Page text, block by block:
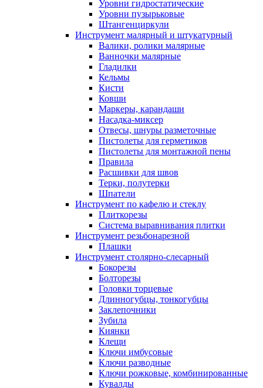
Уровни гидростатические
Уровни пузырьковые
Штангенциркули
Инструмент малярный и штукатурный
Валики, ролики малярные
Ванночки малярные
Гладилки
Кельмы
Кисти
Ковши
Маркеры, карандаши
Насадка-миксер
Отвесы, шнуры разметочные
Пистолеты для герметиков
Пистолеты для монтажной пены
Правила
Расшивки для швов
Терки, полутерки
Шпатели
Инструмент по кафелю и стеклу
Плиткорезы
Система выравнивания плитки
Инструмент резьбонарезной
Плашки
Инструмент столярно-слесарный
Бокорезы
Болторезы
Головки торцевые
Длинногубцы, тонкогубцы
Заклепочники
Зубила
Киянки
Клещи
Ключи имбусовые
Ключи разводные
Ключи рожковые, комбинированные
Кувалды